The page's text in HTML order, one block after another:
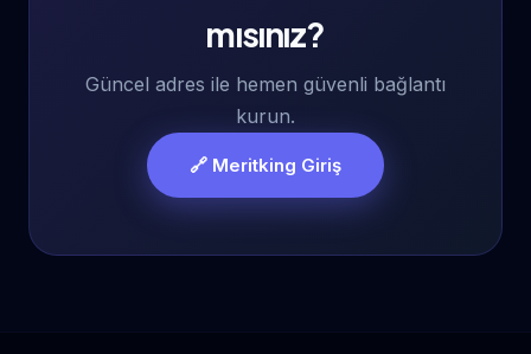
mısınız?
Güncel adres ile hemen güvenli bağlantı
kurun.
🔗 Meritking Giriş